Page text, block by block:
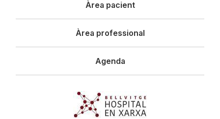
Àrea pacient
Àrea professional
Agenda